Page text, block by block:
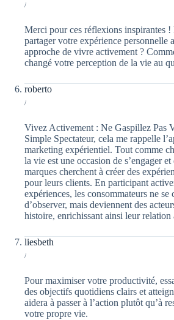
/
Merci pour ces réflexions inspirantes !
partager votre expérience personnelle
approche de vivre activement ?
changé votre perception de la vie au
roberto
/
Vivez Activement : Ne Gaspillez Pas
Simple Spectateur, cela me rappelle
marketing expérientiel. Tout comme
la vie est une occasion de s’engager et
marques cherchent à créer des
pour leurs clients. En participant
expériences, les consommateurs ne se
d’observer, mais deviennent des
histoire, enrichissant ainsi leur relation
liesbeth
/
Pour maximiser votre productivité,
des objectifs quotidiens clairs et
aidera à passer à l’action plutôt qu’à
votre propre vie.